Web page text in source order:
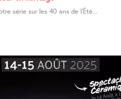
série sur les 40 ans de l’Été...